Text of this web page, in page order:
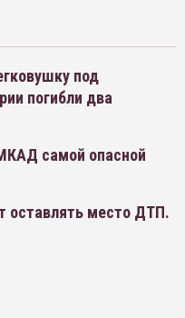
под
погибли два
самой опасной
оставлять место ДТП.